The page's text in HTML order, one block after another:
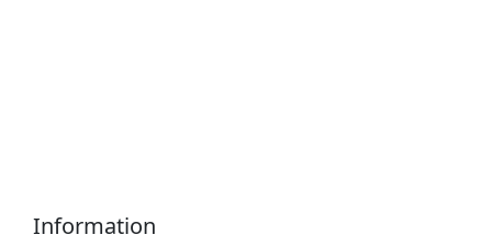
Information